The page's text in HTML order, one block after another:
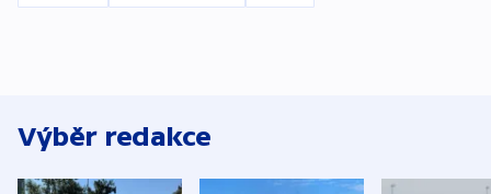
Výběr redakce